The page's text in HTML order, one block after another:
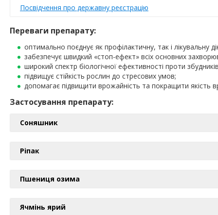
Посвідчення про державну реєстрацію
Переваги препарату:
оптимально поєднує як профілактичну, так і лікувальну
забезпечує швидкий «стоп-ефект» всіх основних
широкий спектр біологічної ефективності проти
підвищує стійкість рослин до стресових умов;
допомагає підвищити врожайність та покращити якість
Застосування препарату:
Соняшник
Ріпак
Пшениця озима
Ячмінь ярий